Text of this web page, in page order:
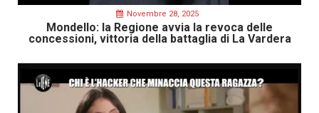
Novembre 28, 2025
Mondello: la Regione avvia la revoca delle
concessioni, vittoria della battaglia di La Vardera